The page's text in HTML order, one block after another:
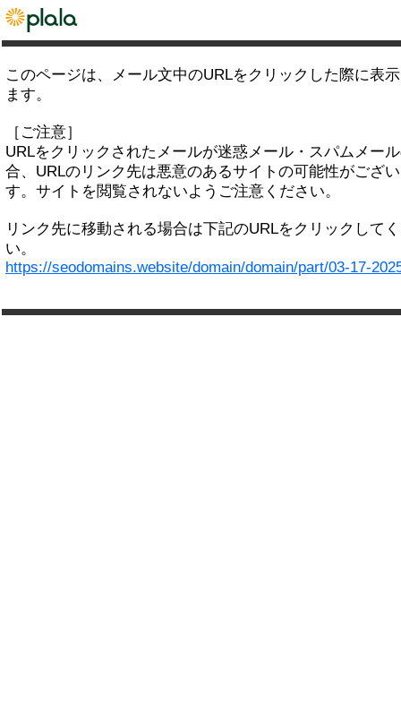
このページは、メール文中のURLをクリックした際に表
ます。
［ご注意］
URLをクリックされたメールが迷惑メール・スパムメー
合、URLのリンク先は悪意のあるサイトの可能性がござ
す。サイトを閲覧されないようご注意ください。
リンク先に移動される場合は下記のURLをクリックして
い。
https://seodomains.website/domain/domain/part/03-17-